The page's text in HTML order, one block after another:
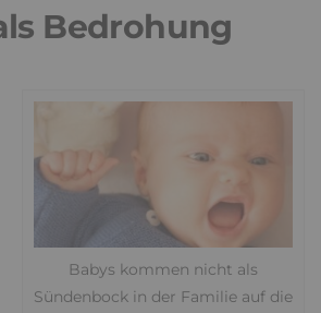
Bedrohung
Babys kommen nicht als
Sündenbock in der Familie auf die